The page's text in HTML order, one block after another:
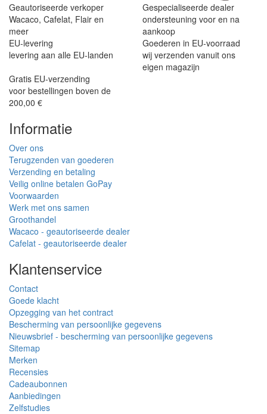
Geautoriseerde verkoper
Wacaco, Cafelat, Flair en
meer
Gespecialiseerde dealer
ondersteuning voor en na
aankoop
EU-levering
levering aan alle EU-landen
Goederen in EU-voorraad
wij verzenden vanuit ons
eigen magazijn
Gratis EU-verzending
voor bestellingen boven de
200,00 €
Informatie
Over ons
Terugzenden van goederen
Verzending en betaling
Veilig online betalen GoPay
Voorwaarden
Werk met ons samen
Groothandel
Wacaco - geautoriseerde dealer
Cafelat - geautoriseerde dealer
Klantenservice
Contact
Goede klacht
Opzegging van het contract
Bescherming van persoonlijke gegevens
Nieuwsbrief - bescherming van persoonlijke gegevens
Sitemap
Merken
Recensies
Cadeaubonnen
Aanbiedingen
Zelfstudies